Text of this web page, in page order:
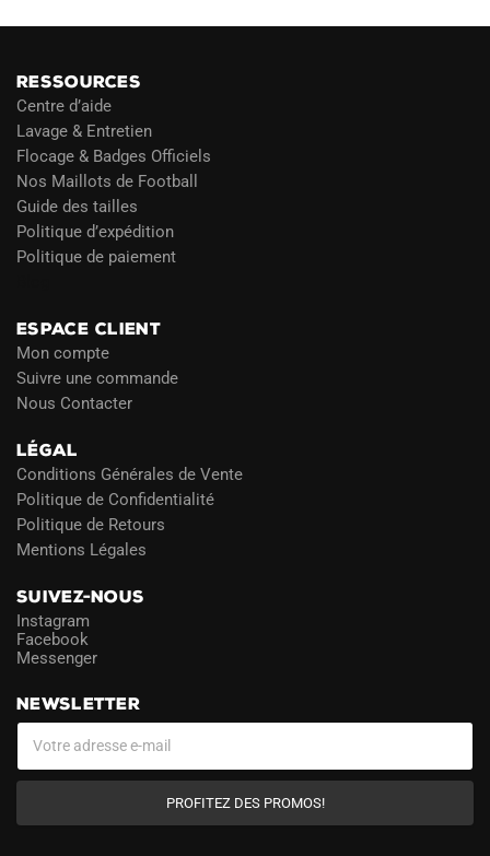
RESSOURCES
Centre d’aide
Lavage & Entretien
Flocage & Badges Officiels
Nos Maillots de Football
Guide des tailles
Politique d’expédition
Politique de paiement
ESPACE CLIENT
Mon compte
Suivre une commande
Nous Contacter
LÉGAL
Conditions Générales de Vente
Politique de Confidentialité
Politique de Retours
Mentions Légales
SUIVEZ-NOUS
Instagram
Facebook
Messenger
NEWSLETTER
PROFITEZ DES PROMOS!